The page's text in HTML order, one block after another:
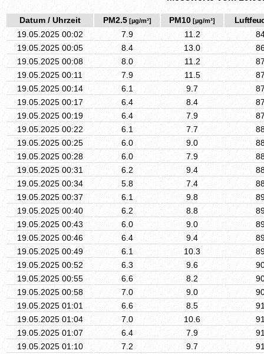
Datum / Uhrzeit PM2.5[µg/m³] PM10 [µg/m³]
19.05.2025 00:02
7.9 11.2
19.05.2025 00:05
8.4 13.0
19.05.2025 00:08
8.0 11.2
19.05.2025 00:11
7.9 11.5
19.05.2025 00:14
6.1 9.7
19.05.2025 00:17
6.4 8.4
19.05.2025 00:19
6.4 7.9
19.05.2025 00:22
6.1 7.7
19.05.2025 00:25
6.0 9.0
19.05.2025 00:28
6.0 7.9
19.05.2025 00:31
6.2 9.4
19.05.2025 00:34
5.8 7.4
19.05.2025 00:37
6.1 9.8
19.05.2025 00:40
6.2 8.8
19.05.2025 00:43
6.0 9.0
19.05.2025 00:46
6.4 9.4
19.05.2025 00:49
6.1 10.3
19.05.2025 00:52
6.3 9.6
19.05.2025 00:55
6.6 8.2
19.05.2025 00:58
7.0 9.0
19.05.2025 01:01
6.6 8.5
19.05.2025 01:04
7.0 10.6
19.05.2025 01:07
6.4 7.9
19.05.2025 01:10
7.2 9.7